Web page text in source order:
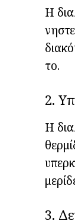
Η
το.
2.
Η
3.